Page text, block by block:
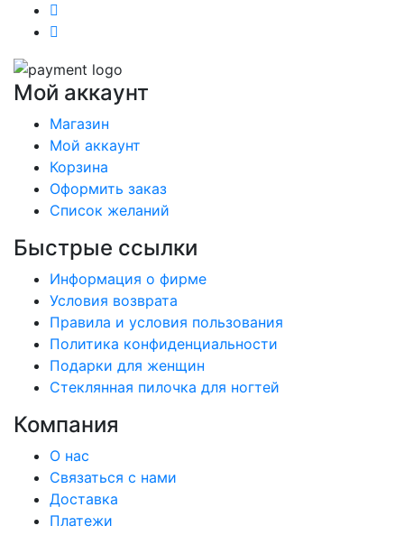
Мой аккаунт
Магазин
Мой аккаунт
Корзина
Оформить заказ
Список желаний
Быстрые ссылки
Информация о фирме
Условия возврата
Правила и условия пользования
Политика конфиденциальности
Подарки для женщин
Стеклянная пилочка для ногтей
Компания
О нас
Связаться с нами
Доставка
Платежи